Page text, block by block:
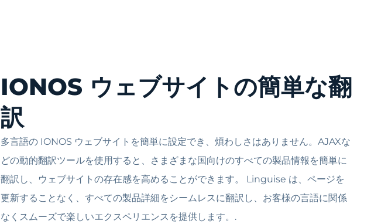
IONOS ウェブサイトの簡単な翻
訳
多言語の IONOS ウェブサイトを簡単に設定でき、煩わしさはありません。AJAXな
どの動的翻訳ツールを使用すると、さまざまな国向けのすべての製品情報を簡単に
翻訳し、ウェブサイトの存在感を高めることができます。 Linguise は、ページを
更新することなく、すべての製品詳細をシームレスに翻訳し、お客様の言語に関係
なくスムーズで楽しいエクスペリエンスを提供します。.